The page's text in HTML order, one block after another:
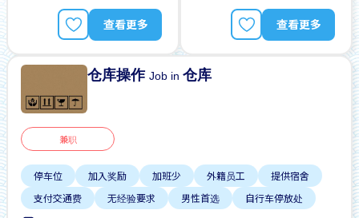
查看更多 查看更多
仓库操作Job in仓库
兼职
停车位 加入奖励 加班少 外籍员工
提供宿舍
支付交通费
无经验要求 男性首选
自行车停放处